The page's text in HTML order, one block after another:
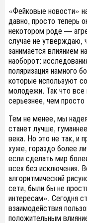
«Фейковые новости»
давно, просто теперь
некотором роде —
случае не утверждаю,
занимается влиянием
наоборот:
поляризация намного
которые используют
молодежи. Так что
серьезнее, чем
Тем не менее, мы
станет лучше,
века. Но это не так, и
хуже, гораздо более
если сделать мир
всех без исключения.
алгоритмический
сети, были бы не
интересам». Сегодня
взаимодействия
положительным